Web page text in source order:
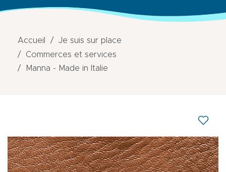
Accueil
Je suis sur place
Commerces et services
Manna - Made in Italie